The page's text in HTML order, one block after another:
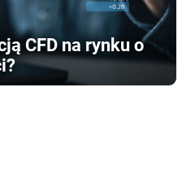
CFD na rynku o